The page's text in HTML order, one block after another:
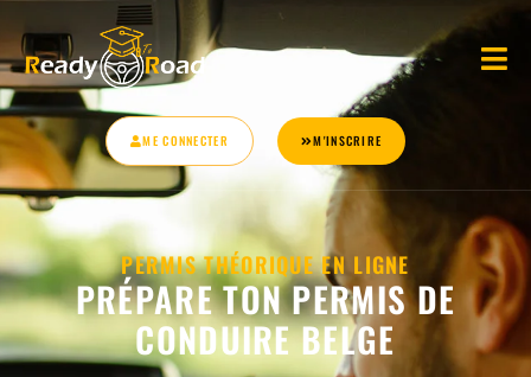
ME CONNECTER M'INSCRIRE
PERMIS THÉORIQUE EN LIGNE
PRÉPARE TON PERMIS DE
CONDUIRE BELGE